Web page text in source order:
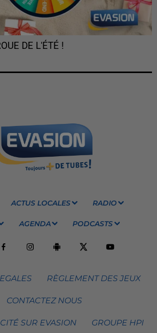
DE L'ÉTÉ !
ACTUS LOCALES RADIO
AGENDA PODCASTS
RÈGLEMENT DES JEUX
CONTACTEZ NOUS
SUR EVASION GROUPE HPI